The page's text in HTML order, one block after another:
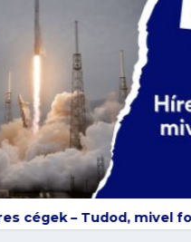
– Tudod, mivel